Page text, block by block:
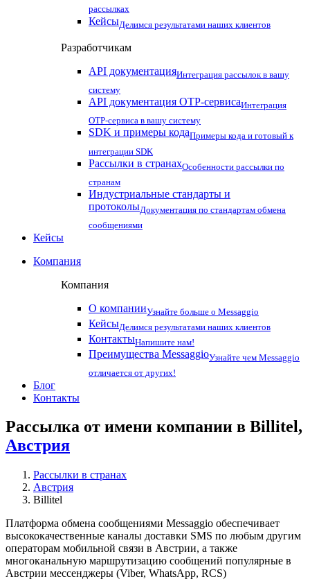
рассылках
КейсыДелимся результатами наших клиентов
Разработчикам
API документацияИнтеграция рассылок в вашу
систему
API документация OTP-сервисаИнтеграция
OTP-сервиса в вашу систему
SDK и примеры кодаПримеры кода и готовый к
интеграции SDK
Рассылки в странахОсобенности рассылки по
странам
Индустриальные стандарты и
протоколыДокументация по стандартам обмена
сообщениями
Кейсы
Компания
Компания
О компанииУзнайте больше о Messaggio
КейсыДелимся результатами наших клиентов
КонтактыНапишите нам!
Преимущества MessaggioУзнайте чем Messaggio
отличается от других!
Блог
Контакты
Рассылка от имени компании в Billitel,
Австрия
Рассылки в странах
Австрия
Billitel
Платформа обмена сообщениями Messaggio обеспечивает
высококачественные каналы доставки SMS по любым другим
операторам мобильной связи в Австрии, а также
многоканальную маршрутизацию сообщений популярные в
Австрии мессенджеры (Viber, WhatsApp, RCS)